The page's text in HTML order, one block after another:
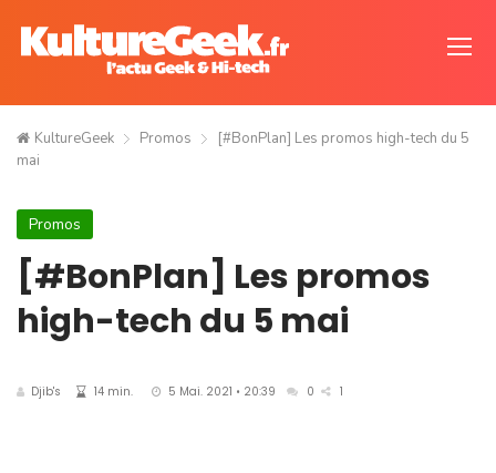
KultureGeek Promos
[#BonPlan] Les promos high-tech du 5
mai
Promos
[#BonPlan] Les promos
high-tech du 5 mai
Djib's 14 min. 5 Mai. 2021 • 20:39 0 1